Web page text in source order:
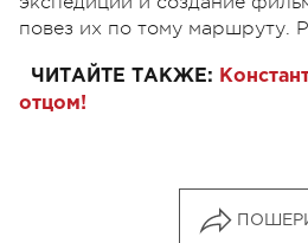
повез их по тому маршруту.
ЧИТАЙТЕ ТАКЖЕ:
отцом!